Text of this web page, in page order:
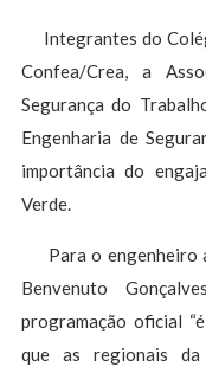
Integrantes do
Confea/Crea, a
Segurança do
Engenharia de
importância do
Verde.
Para o engenheiro
Benvenuto
programação oficial
que as regionais da